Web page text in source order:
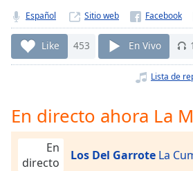
Remaining
Time-
Chapters
Chapters
Español Sitio web
Like 453 En Vivo 1
Lista de
En directo ahora La
En
directo
Los Del Garrote La